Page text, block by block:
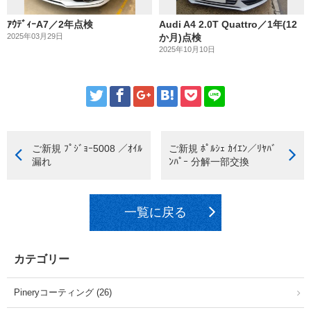
ｱｳﾃﾞｨｰA7／2年点検
2025年03月29日
Audi A4 2.0T Quattro／1年(12
か月)点検
2025年10月10日
ご新規 ﾌﾟｼﾞｮｰ5008 ／ｵｲﾙ
漏れ
ご新規 ﾎﾟﾙｼｪ ｶｲｴﾝ／ﾘﾔﾊﾞ
ﾝﾊﾟｰ 分解一部交換
一覧に戻る
カテゴリー
Pineryコーティング (26)